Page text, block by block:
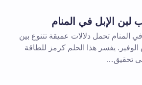
الإبل في المنام
المنام تحمل دلالات عميقة تتنوع بين
الوفير. يفسر هذا الحلم كرمز للطاقة
تحقيق…